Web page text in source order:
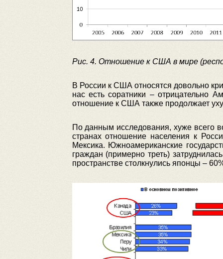
Рис. 4. Отношение к США в мире
В России к США относятся довольно
нас есть соратники – отрицательно
отношение к США также продолжает
По данным исследования, хуже всего
странах отношение населения к
Мексика. Южноамериканские
граждан (примерно треть)
пространстве столкнулись японцы –